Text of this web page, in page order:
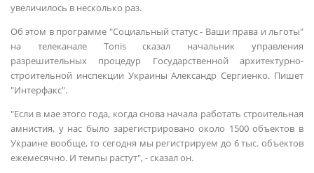
увеличилось в несколько раз.
Об этом в программе "Социальный статус - Ваши права и льготы"
на телеканале Tonis сказал начальник управления
разрешительных процедур Государственной архитектурно-
строительной инспекции Украины Александр Сергиенко. Пишет
"Интерфакс".
"Если в мае этого года, когда снова начала работать строительная
амнистия, у нас было зарегистрировано около 1500 объектов в
Украине вообще, то сегодня мы регистрируем до 6 тыс. объектов
ежемесячно. И темпы растут", - сказал он.